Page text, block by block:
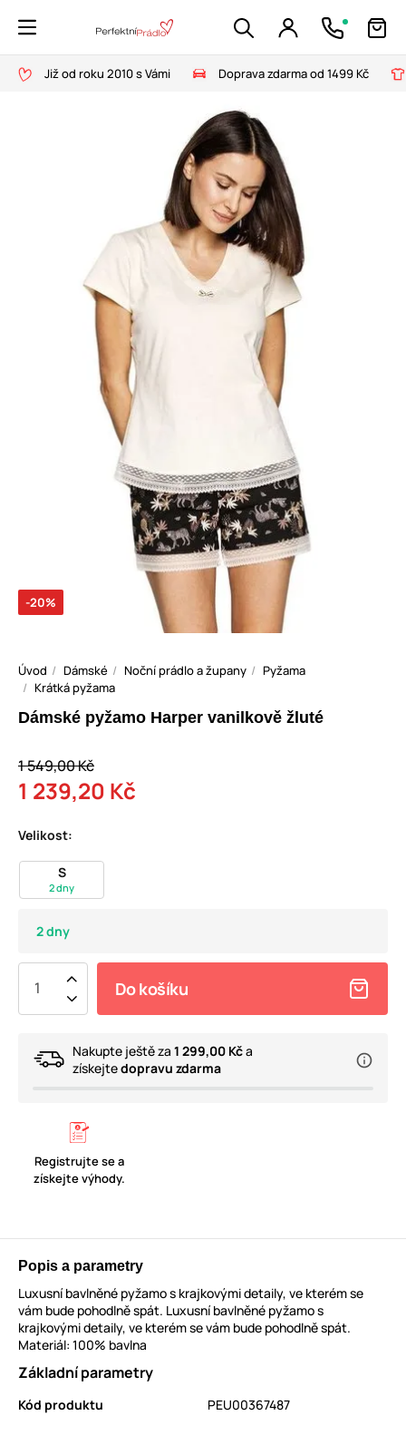
Již od roku 2010 s Vámi Doprava zdarma od 1499 Kč
-20%
Úvod Dámské Noční prádlo a župany
Pyžama
Krátká pyžama
Dámské pyžamo Harper vanilkově žluté
1 549,00 Kč
1 239,20 Kč
Velikost:
S
2 dny
2 dny
Do košíku
Nakupte ještě za 1 299,00 Kča
získejtedopravu zdarma
Registrujte se a
získejte výhody.
Popis a parametry
Luxusní bavlněné pyžamo s krajkovými detaily, ve kterém se
vám bude pohodlně spát. Luxusní bavlněné pyžamo s
krajkovými detaily, ve kterém se vám bude pohodlně spát.
Materiál: 100% bavlna
Základní parametry
Kód produktu PEU00367487